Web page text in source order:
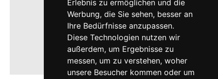
Erlebnis zu ermöglichen und die
Werbung, die Sie sehen, besser an
Ihre Bedürfnisse anzupassen.
Diese Technologien nutzen wir
außerdem, um Ergebnisse zu
messen, um zu verstehen, woher
unsere Besucher kommen oder um